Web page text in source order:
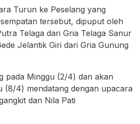
Turun ke Peselang yang
tersebut, dipuput oleh
Telaga dari Gria Telaga Sanur
Jelantik Giri dari Gria Gunung
pada Minggu (2/4) dan akan
(8/4) mendatang dengan upacara
dan Nila Pati